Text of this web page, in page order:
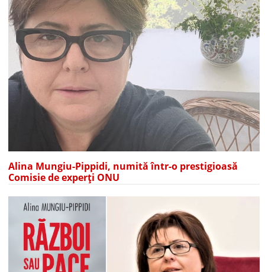
Alina Mungiu-Pippidi, numită într-o prestigioasă
Comisie de experți ONU